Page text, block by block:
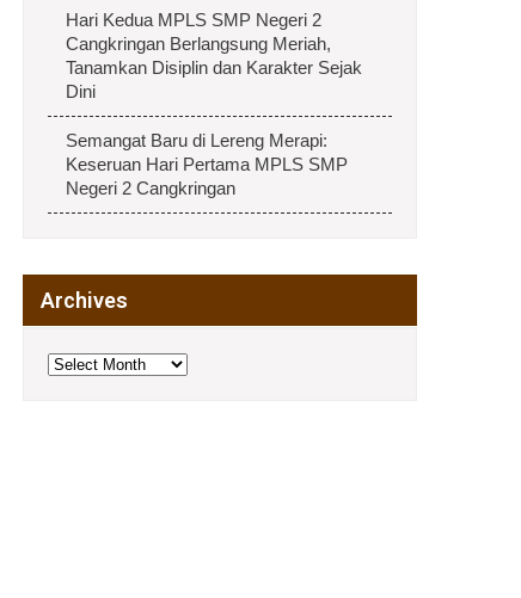
Hari Kedua MPLS SMP Negeri 2
Cangkringan Berlangsung Meriah,
Tanamkan Disiplin dan Karakter Sejak
Dini
Semangat Baru di Lereng Merapi:
Keseruan Hari Pertama MPLS SMP
Negeri 2 Cangkringan
Archives
Archives